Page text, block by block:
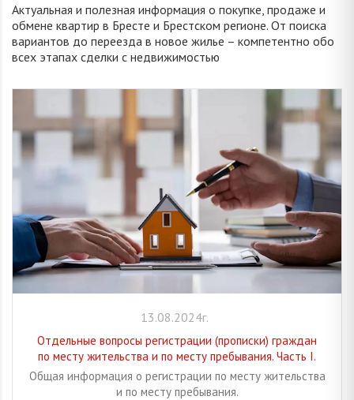
Актуальная и полезная информация о покупке, продаже и
обмене квартир в Бресте и Брестском регионе. От поиска
вариантов до переезда в новое жилье – компетентно обо
всех этапах сделки с недвижимостью
13.08.2024г.
Отдельные вопросы регистрации (прописки) граждан
по месту жительства и по месту пребывания. Часть I.
Общая информация о регистрации по месту жительства
и по месту пребывания.